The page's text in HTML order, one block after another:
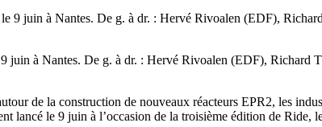
juin à Nantes. De g. à dr. : Hervé Rivoalen (EDF),
de la construction de nouveaux réacteurs EPR2, les
lancé le 9 juin à l’occasion de la troisième édition de Ride,